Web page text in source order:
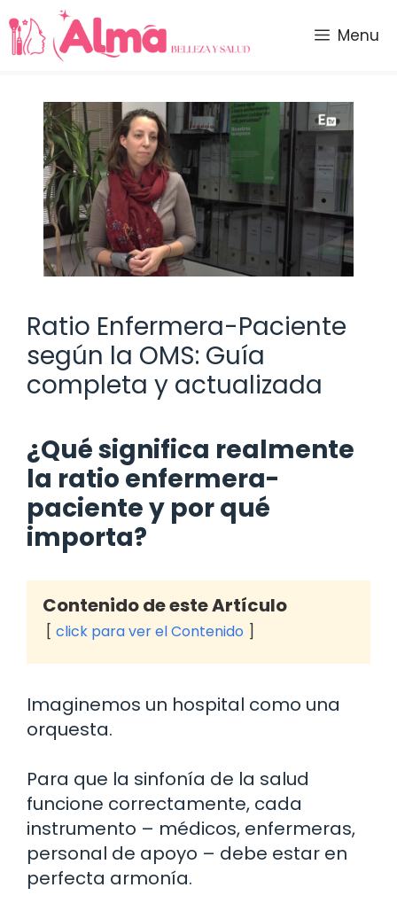
Saltar
al
contenido
Menu
Ratio Enfermera-Paciente
según la OMS: Guía
completa y actualizada
¿Qué significa realmente
la ratio enfermera-
paciente y por qué
importa?
Contenido de este Artículo
click para ver el Contenido
Imaginemos un hospital como una
orquesta.
Para que la sinfonía de la salud
funcione correctamente, cada
instrumento – médicos, enfermeras,
personal de apoyo – debe estar en
perfecta armonía.